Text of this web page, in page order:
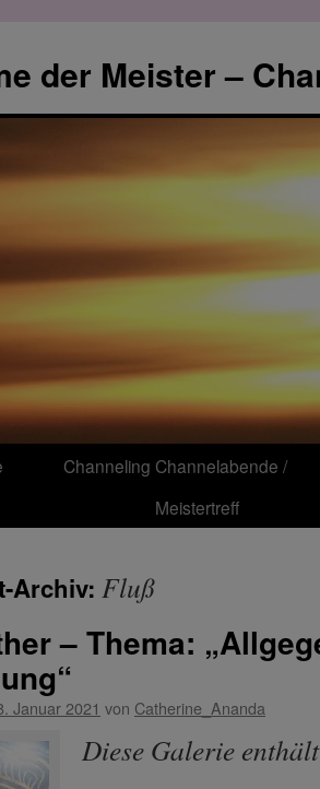
der Meister –
Channeling Channelabende /
Meistertreff
Archiv: Fluß
– Thema:
Januar 2021 von Catherine_Ananda
Diese Galerie